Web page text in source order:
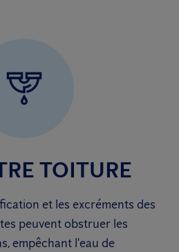
TOITURE
et les excréments des
peuvent obstruer les
empêchant l'eau de